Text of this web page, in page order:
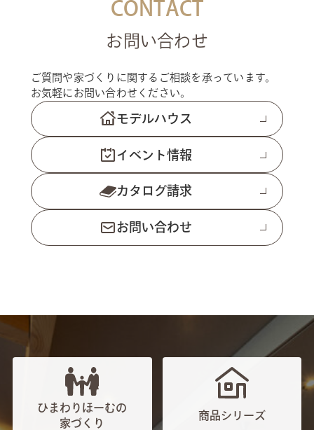
CONTACT
お問い合わせ
ご質問や家づくりに関するご相談を承っています。
お気軽にお問い合わせください。
モデルハウス
イベント情報
カタログ請求
お問い合わせ
ひまわりほーむの
家づくり
商品シリーズ